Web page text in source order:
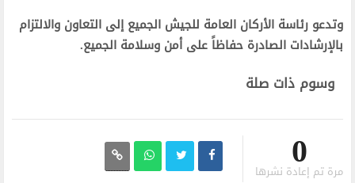
وتدعو رئاسة الأركان العامة للجيش الجميع إلى التعاون والالتزام
بالإرشادات الصادرة حفاظاً على أمن وسلامة الجميع.
وسوم ذات صلة
0
مرة تم إعادة نشرها